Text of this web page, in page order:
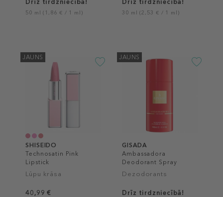
Drīz tirdzniecībā!
50 ml (1,86 € / 1 ml)
Drīz tirdzniecībā!
30 ml (2,53 € / 1 ml)
JAUNS
SHISEIDO
Technosatin Pink
Lipstick
Lūpu krāsa
40,99 €
JAUNS
GISADA
Ambassadora
Deodorant Spray
Dezodorants
Drīz tirdzniecībā!